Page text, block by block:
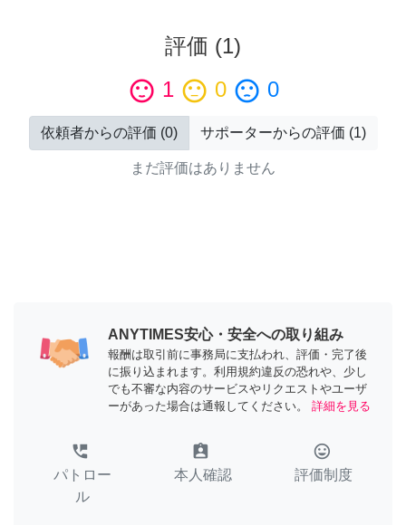
評価 (1)
sentiment_satisfied 1 sentiment_neutral 0 sentiment_dissatisfied 0
依頼者からの評価 (0) サポーターからの評価 (1)
まだ評価はありません
ANYTIMES安心・安全への取り組み
報酬は取引前に事務局に支払われ、評価・完了後
に振り込まれます。利用規約違反の恐れや、少し
でも不審な内容のサービスやリクエストやユーザ
ーがあった場合は通報してください。
詳細を見る
perm_phone_msg
パトロー
ル
assignment_ind
本人確認
tag_faces
評価制度